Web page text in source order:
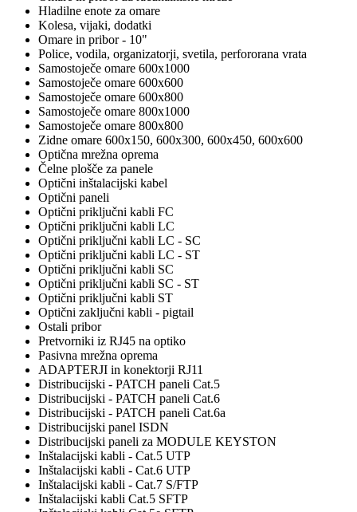
Hladilne enote za omare
Kolesa, vijaki, dodatki
Omare in pribor - 10"
Police, vodila, organizatorji, svetila, perfororana vrata
Samostoječe omare 600x1000
Samostoječe omare 600x600
Samostoječe omare 600x800
Samostoječe omare 800x1000
Samostoječe omare 800x800
Zidne omare 600x150, 600x300, 600x450, 600x600
Optična mrežna oprema
Čelne plošče za panele
Optični inštalacijski kabel
Optični paneli
Optični priključni kabli FC
Optični priključni kabli LC
Optični priključni kabli LC - SC
Optični priključni kabli LC - ST
Optični priključni kabli SC
Optični priključni kabli SC - ST
Optični priključni kabli ST
Optični zaključni kabli - pigtail
Ostali pribor
Pretvorniki iz RJ45 na optiko
Pasivna mrežna oprema
ADAPTERJI in konektorji RJ11
Distribucijski - PATCH paneli Cat.5
Distribucijski - PATCH paneli Cat.6
Distribucijski - PATCH paneli Cat.6a
Distribucijski panel ISDN
Distribucijski paneli za MODULE KEYSTON
Inštalacijski kabli - Cat.5 UTP
Inštalacijski kabli - Cat.6 UTP
Inštalacijski kabli - Cat.7 S/FTP
Inštalacijski kabli Cat.5 SFTP